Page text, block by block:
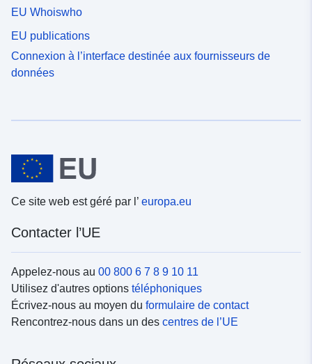
EU Whoiswho
EU publications
Connexion à l’interface destinée aux fournisseurs de
données
Ce site web est géré par l’ europa.eu
Contacter l’UE
Appelez-nous au 00 800 6 7 8 9 10 11
Utilisez d'autres options téléphoniques
Écrivez-nous au moyen du formulaire de contact
Rencontrez-nous dans un des centres de l’UE